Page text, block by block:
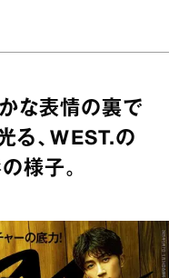
な表情の裏で
る、WEST.の
様子。